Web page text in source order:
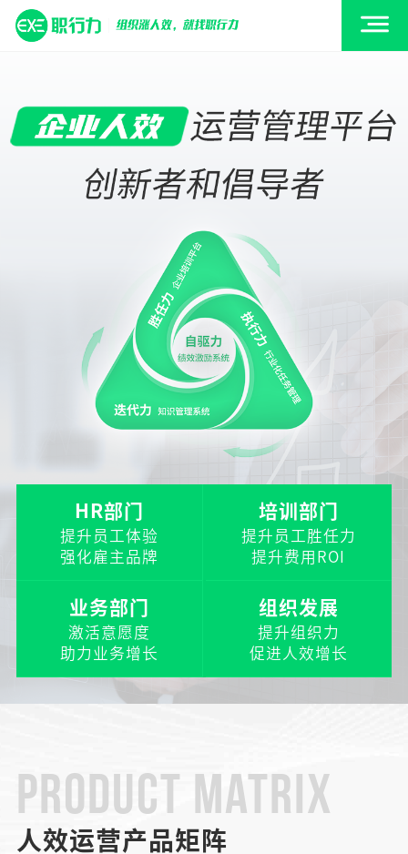
HR部门
提升员工体验
强化雇主品牌
培训部门
提升员工胜任力
提升费用ROI
业务部门
激活意愿度
助力业务增长
组织发展
提升组织力
促进人效增长
PRODUCT MATRIX
人效运营产品矩阵